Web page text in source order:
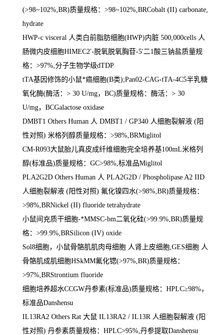
(>98~102%,BR)质量规格： >98~102%,BRCobalt (II) carbonate,
hydrate
HWP-c visceral 人类白前脂肪细胞(HWP)内脏 500,000cells 人
肠微内皮细胞HIMEC2'-脱氧脱氧胸苷-5' 二 1 酸三钠盐质量规
格： >97%, 分子生物学级dTDP
tTA基因修饰的小鼠*癌细胞(B类);Pan02-CAG-tTA-4C5半乳糖
氧化酶(酶活： > 30 U/mg， BC)质量规格：酶活： > 30
U/mg， BCGalactose oxidase
DMBT1 Others Human 人 DMBT1 / GP340 人细胞裂解液 (阳
性对照) 米格列醇质量规格： >98%,BRMiglitol
CM-R093大鼠胎儿真皮成纤维细胞完全培养基100mL米格列
醇(标准品)质量规格： GC>98%, 标准品Miglitol
PLA2G2D Others Human 人 PLA2G2D / Phospholipase A2 IID
人细胞裂解液 (阳性对照) 氟化镍四水(>98%,BR)质量规格：
>98%,BRNickel (II) fluoride tetrahydrate
小鼠间充质干细胞-*MMSC-bm 二氧化硅(>99.9%,BR)质量规
格： >99.9%,BRSilicon (IV) oxide
Sol8细胞，小鼠骨骼肌肌肉母细胞 人肾上皮细胞 ,GES细胞 人
骨骼肌成肌细胞HSkMM氟化锶(>97%,BR)质量规格：
>97%,BRStrontium fluoride
细胞培养超水CCGW丹参素(标准品)质量规格： HPLC≥98%，
标准品Danshensu
IL13RA2 Others Rat 大鼠 IL13RA2 / IL13R 人细胞裂解液 (阳
性对照) 丹参素质量规格： HPLC>95%, 丹参提取Danshensu